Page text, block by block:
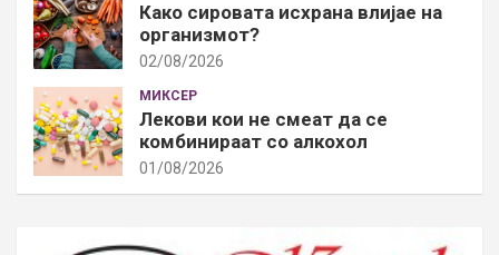
Како сировата исхрана влијае на
организмот?
02/08/2026
МИКСЕР
Лекови кои не смеат да се
комбинираат со алкохол
01/08/2026